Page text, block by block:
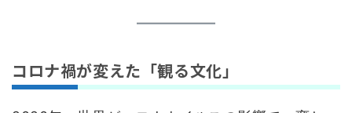
コロナ禍が変えた「観る文化」